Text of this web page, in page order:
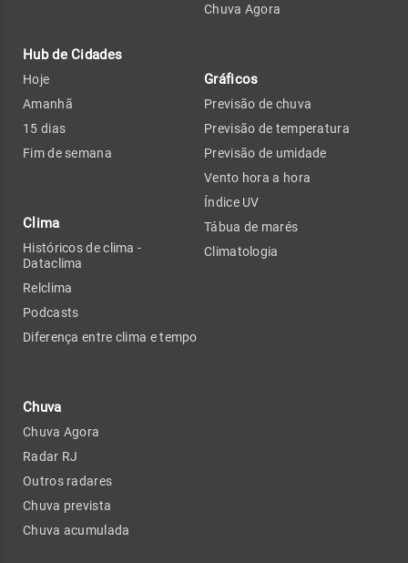
Hub de Cidades
Hoje
Amanhã
15 dias
Fim de semana
Clima
Históricos de clima -
Dataclima
Relclima
Podcasts
Diferença entre clima e tempo
Chuva
Chuva Agora
Radar RJ
Outros radares
Chuva prevista
Chuva acumulada
Chuva Agora
Gráficos
Previsão de chuva
Previsão de temperatura
Previsão de umidade
Vento hora a hora
Índice UV
Tábua de marés
Climatologia